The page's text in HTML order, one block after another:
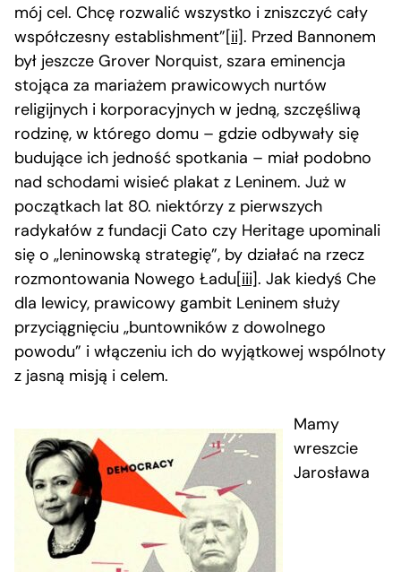
mój cel. Chcę rozwalić wszystko i zniszczyć cały
współczesny establishment”[ii]. Przed Bannonem
był jeszcze Grover Norquist, szara eminencja
stojąca za mariażem prawicowych nurtów
religijnych i korporacyjnych w jedną, szczęśliwą
rodzinę, w którego domu – gdzie odbywały się
budujące ich jedność spotkania – miał podobno
nad schodami wisieć plakat z Leninem. Już w
początkach lat 80. niektórzy z pierwszych
radykałów z fundacji Cato czy Heritage upominali
się o „leninowską strategię”, by działać na rzecz
rozmontowania Nowego Ładu[iii]. Jak kiedyś Che
dla lewicy, prawicowy gambit Leninem służy
przyciągnięciu „buntowników z dowolnego
powodu” i włączeniu ich do wyjątkowej wspólnoty
z jasną misją i celem.
Mamy
wreszcie
Jarosława